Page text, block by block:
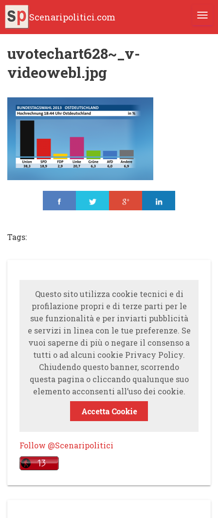
Scenaripolitici.com
uvotechart628~_v-
videowebl.jpg
Tags:
Questo sito utilizza cookie tecnici e di
profilazione propri e di terze parti per le
sue funzionalità e per inviarti pubblicità
e servizi in linea con le tue preferenze. Se
vuoi saperne di più o negare il consenso a
tutti o ad alcuni cookie Privacy Policy.
Chiudendo questo banner, scorrendo
questa pagina o cliccando qualunque suo
elemento acconsenti all’uso dei cookie.
Accetta Cookie
Follow @Scenaripolitici